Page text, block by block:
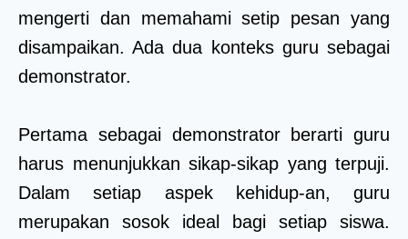
mengerti dan memahami setip pesan yang
disampaikan. Ada dua konteks guru sebagai
demonstrator.
Pertama sebagai demonstrator berarti guru
harus menunjukkan sikap-sikap yang terpuji.
Dalam setiap aspek kehidup-an, guru
merupakan sosok ideal bagi setiap siswa.